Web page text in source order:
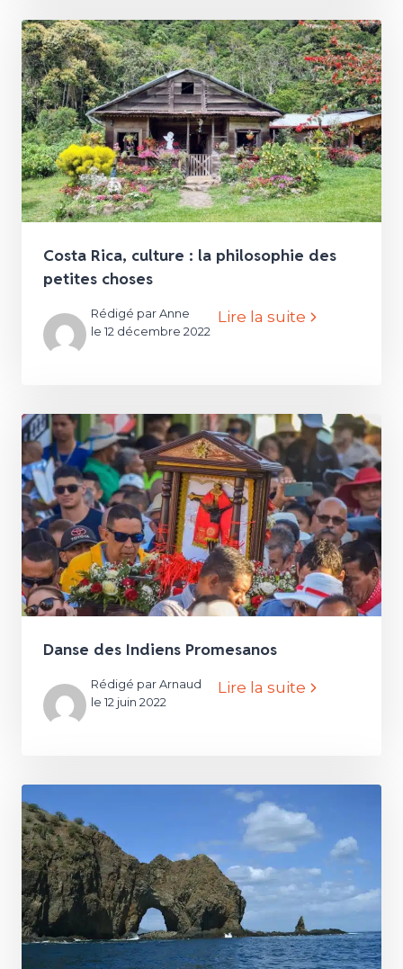
Costa Rica, culture : la philosophie des
petites choses
Rédigé par Anne
le 12 décembre 2022
Lire la suite
Danse des Indiens Promesanos
Rédigé par Arnaud
le 12 juin 2022
Lire la suite